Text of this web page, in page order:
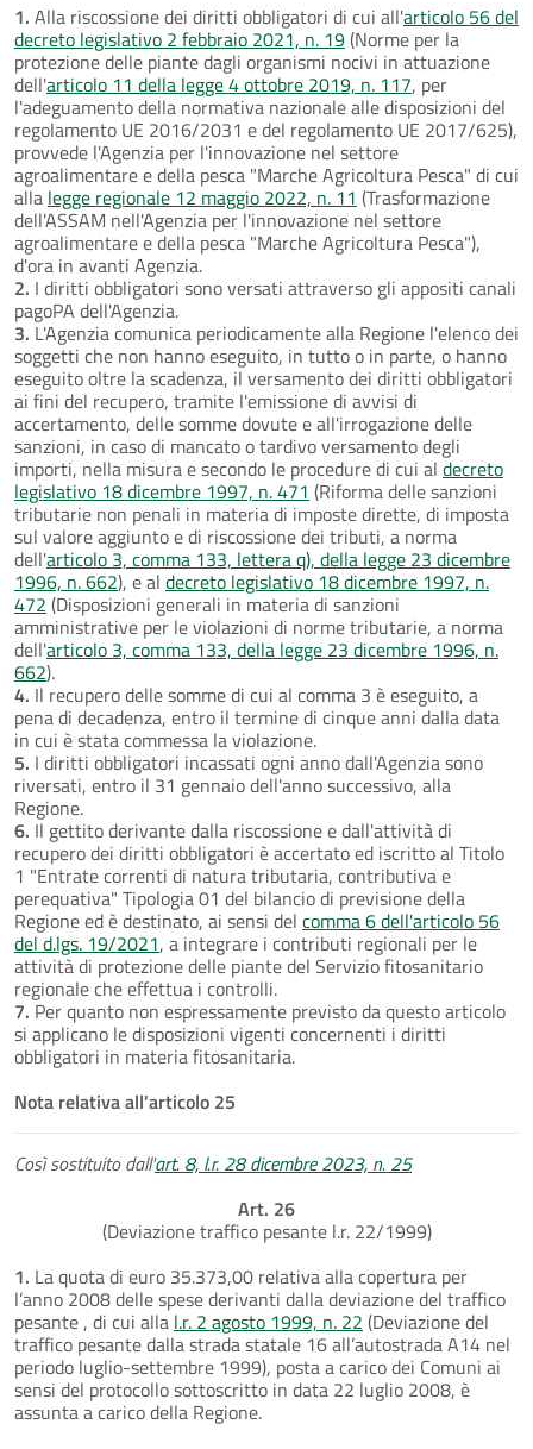
1. Alla riscossione dei diritti obbligatori di cui all'articolo 56 del
decreto legislativo 2 febbraio 2021, n. 19(Norme per la
protezione delle piante dagli organismi nocivi in attuazione
dell'articolo 11 della legge 4 ottobre 2019, n. 117, per
l'adeguamento della normativa nazionale alle disposizioni del
regolamento UE 2016/2031 e del regolamento UE 2017/625),
provvede l'Agenzia per l'innovazione nel settore
agroalimentare e della pesca "Marche Agricoltura Pesca" di cui
alla legge regionale 12 maggio 2022, n. 11 (Trasformazione
dell'ASSAM nell'Agenzia per l'innovazione nel settore
agroalimentare e della pesca "Marche Agricoltura Pesca"),
d'ora in avanti Agenzia.
2. I diritti obbligatori sono versati attraverso gli appositi canali
pagoPA dell'Agenzia.
3. L'Agenzia comunica periodicamente alla Regione l'elenco dei
soggetti che non hanno eseguito, in tutto o in parte, o hanno
eseguito oltre la scadenza, il versamento dei diritti obbligatori
ai fini del recupero, tramite l'emissione di avvisi di
accertamento, delle somme dovute e all'irrogazione delle
sanzioni, in caso di mancato o tardivo versamento degli
importi, nella misura e secondo le procedure di cui al decreto
legislativo 18 dicembre 1997, n. 471 (Riforma delle sanzioni
tributarie non penali in materia di imposte dirette, di imposta
sul valore aggiunto e di riscossione dei tributi, a norma
dell'articolo 3, comma 133, lettera q), della legge 23 dicembre
1996, n. 662), e al decreto legislativo 18 dicembre 1997, n.
472 (Disposizioni generali in materia di sanzioni
amministrative per le violazioni di norme tributarie, a norma
dell'articolo 3, comma 133, della legge 23 dicembre 1996, n.
662).
4. Il recupero delle somme di cui al comma 3 è eseguito, a
pena di decadenza, entro il termine di cinque anni dalla data
in cui è stata commessa la violazione.
5. I diritti obbligatori incassati ogni anno dall'Agenzia sono
riversati, entro il 31 gennaio dell'anno successivo, alla
Regione.
6. Il gettito derivante dalla riscossione e dall'attività di
recupero dei diritti obbligatori è accertato ed iscritto al Titolo
1 "Entrate correnti di natura tributaria, contributiva e
perequativa" Tipologia 01 del bilancio di previsione della
Regione ed è destinato, ai sensi del comma 6 dell'articolo 56
del d.lgs. 19/2021, a integrare i contributi regionali per le
attività di protezione delle piante del Servizio fitosanitario
regionale che effettua i controlli.
7. Per quanto non espressamente previsto da questo articolo
si applicano le disposizioni vigenti concernenti i diritti
obbligatori in materia fitosanitaria.
Nota relativa all'articolo 25
Così sostituito dall'art. 8, l.r. 28 dicembre 2023, n. 25
Art. 26
(Deviazione traffico pesante l.r. 22/1999)
1. La quota di euro 35.373,00 relativa alla copertura per
l’anno 2008 delle spese derivanti dalla deviazione del traffico
pesante , di cui alla l.r. 2 agosto 1999, n. 22 (Deviazione del
traffico pesante dalla strada statale 16 all’autostrada A14 nel
periodo luglio-settembre 1999), posta a carico dei Comuni ai
sensi del protocollo sottoscritto in data 22 luglio 2008, è
assunta a carico della Regione.